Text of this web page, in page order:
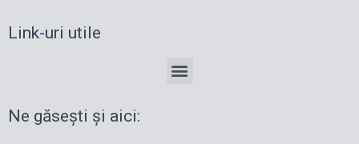
Link-uri utile
Ne găsești și aici: